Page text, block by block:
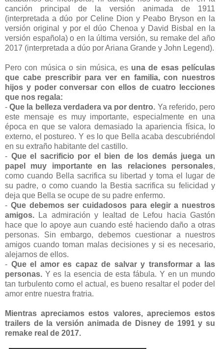
canción principal de la versión animada de 1911
(interpretada a dúo por Celine Dion y Peabo Bryson en la
versión original y por el dúo Chenoa y David Bisbal en la
versión española) o en la última versión, su remake del año
2017 (interpretada a dúo por Ariana Grande y John Legend).
Pero con música o sin música, es una de esas películas
que cabe prescribir para ver en familia, con nuestros
hijos y poder conversar con ellos de cuatro lecciones
que nos regala:
-Que la belleza verdadera va por dentro. Ya referido, pero
este mensaje es muy importante, especialmente en una
época en que se valora demasiado la apariencia física, lo
externo, el postureo. Y es lo que Bella acaba descubriéndol
en su extraño habitante del castillo.
- Que el sacrificio por el bien de los demás juega un
papel muy importante en las relaciones personales,
como cuando Bella sacrifica su libertad y toma el lugar de
su padre, o como cuando la Bestia sacrifica su felicidad y
deja que Bella se ocupe de su padre enfermo.
- Que debemos ser cuidadosos para elegir a nuestros
amigos. La admiración y lealtad de Lefou hacia Gastón
hace que lo apoye aun cuando esté haciendo daño a otras
personas. Sin embargo, debemos cuestionar a nuestros
amigos cuando toman malas decisiones y si es necesario,
alejarnos de ellos.
- Que el amor es capaz de salvar y transformar a las
personas. Y es la esencia de esta fábula. Y en un mundo
tan turbulento como el actual, es bueno resaltar el poder del
amor entre nuestra fratria.
Mientras apreciamos estos valores, apreciemos estos
trailers de la versión animada de Disney de 1991 y su
remake real de 2017.